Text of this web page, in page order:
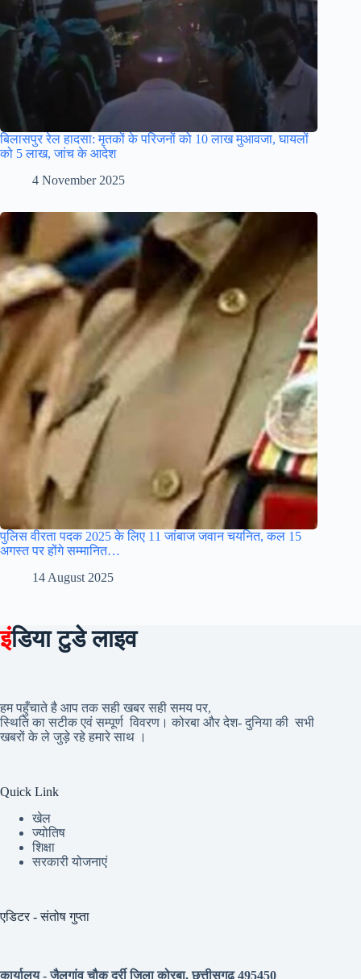
बिलासपुर रेल हादसा: मृतकों के परिजनों को 10 लाख मुआवजा, घायलों
को 5 लाख, जांच के आदेश
4 November 2025
पुलिस वीरता पदक 2025 के लिए 11 जांबाज जवान चयनित, कल 15
अगस्त पर होंगे सम्मानित…
14 August 2025
इंडिया टुडे लाइव
हम पहुँचाते है आप तक सही खबर सही समय पर,
स्थिति का सटीक एवं सम्पूर्ण विवरण। कोरबा और देश- दुनिया की सभी
खबरों के ले जुड़े रहे हमारे साथ ।
Quick Link
खेल
ज्योतिष
शिक्षा
सरकारी योजनाएं
एडिटर - संतोष गुप्ता
कार्यालय - जैलगांव चौक दर्री जिला कोरबा, छत्तीसगढ़ 495450